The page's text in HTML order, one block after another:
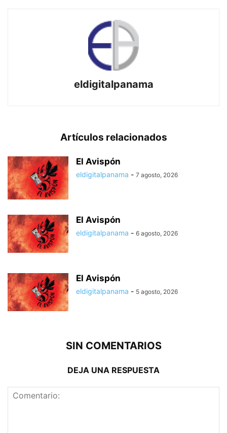
eldigitalpanama
Artículos relacionados
El Avispón
eldigitalpanama - 7 agosto, 2026
El Avispón
eldigitalpanama - 6 agosto, 2026
El Avispón
eldigitalpanama - 5 agosto, 2026
SIN COMENTARIOS
DEJA UNA RESPUESTA